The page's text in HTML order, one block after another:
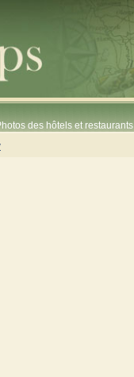
des hôtels et restaurants